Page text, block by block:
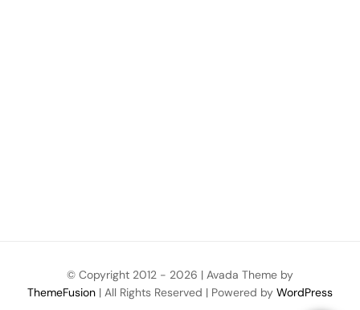
© Copyright 2012 - 2026 | Avada Theme by
ThemeFusion | All Rights Reserved | Powered by WordPress